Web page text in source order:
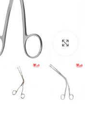
بزرگنمایی تصویر